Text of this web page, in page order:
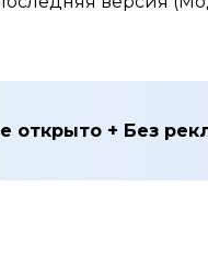
открыто + Без